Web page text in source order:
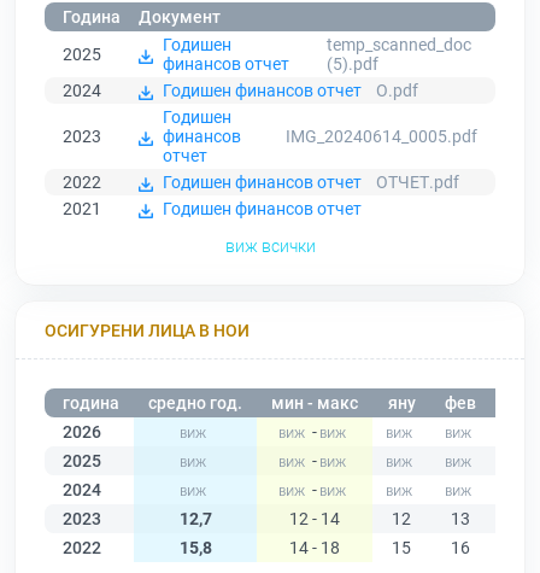
Година
Документ
2025
Годишен
финансов отчет
temp_scanned_doc
(5).pdf
2024
Годишен финансов отчет О.pdf
2023
Годишен
финансов
отчет
IMG_20240614_0005.pdf
2022 Годишен финансов отчет
ОТЧЕТ.pdf
2021
Годишен финансов отчет
виж всички
ОСИГУРЕНИ ЛИЦА В НОИ
година средно год. мин - макс яну фев
2026
-
2025
-
2024
-
2023
12,7 12 - 14 12 13
2022
15,8 14 - 18 15 16